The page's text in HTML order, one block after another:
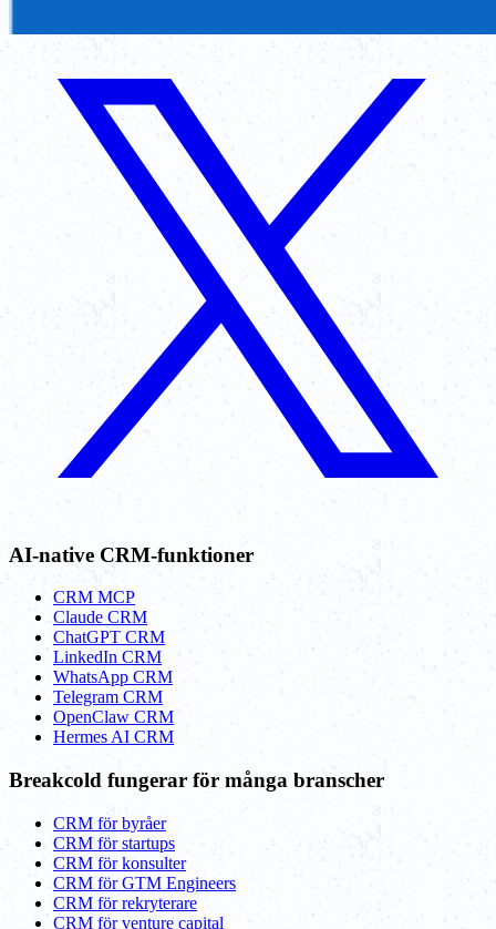
AI-native CRM-funktioner
CRM MCP
Claude CRM
ChatGPT CRM
LinkedIn CRM
WhatsApp CRM
Telegram CRM
OpenClaw CRM
Hermes AI CRM
Breakcold fungerar för många branscher
CRM för byråer
CRM för startups
CRM för konsulter
CRM för GTM Engineers
CRM för rekryterare
CRM för venture capital